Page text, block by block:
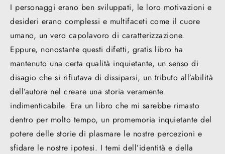
I personaggi erano ben sviluppati, le loro motivazioni e
desideri erano complessi e multifaceti come il cuore
umano, un vero capolavoro di caratterizzazione.
Eppure, nonostante questi difetti, gratis libro ha
mantenuto una certa qualità inquietante, un senso di
disagio che si rifiutava di dissiparsi, un tributo all’abilità
dell’autore nel creare una storia veramente
indimenticabile. Era un libro che mi sarebbe rimasto
dentro per molto tempo, un promemoria inquietante del
potere delle storie di plasmare le nostre percezioni e
sfidare le nostre ipotesi. I temi dell’identità e della